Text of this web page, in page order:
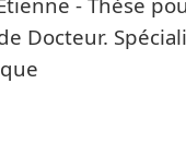
Docteur.